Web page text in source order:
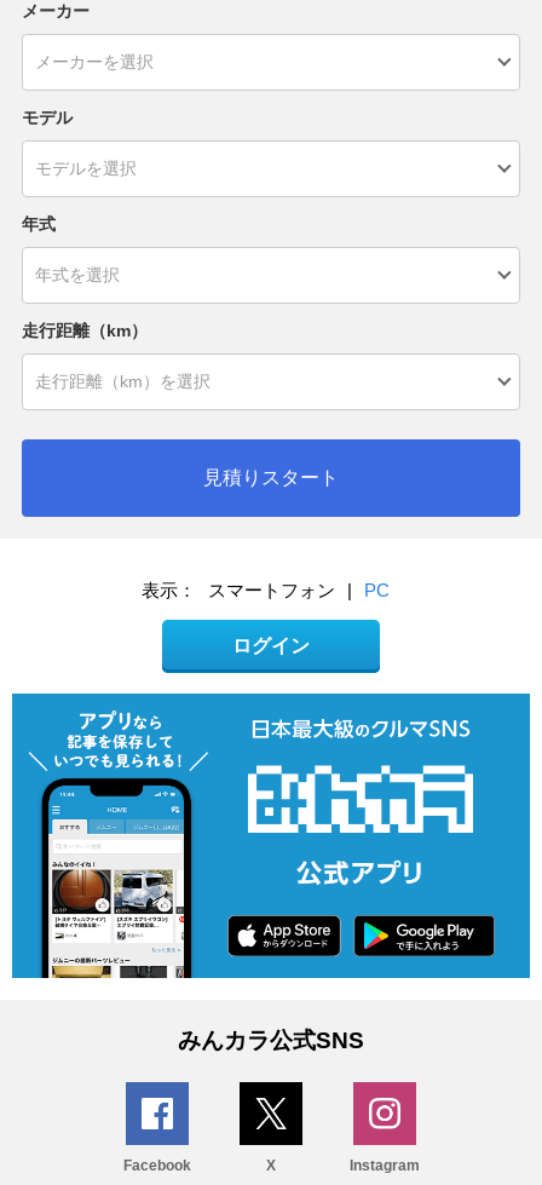
メーカー
モデル
年式
走行距離（km）
見積りスタート
表示： スマートフォン | PC
ログイン
みんカラ公式SNS
Facebook X Instagram